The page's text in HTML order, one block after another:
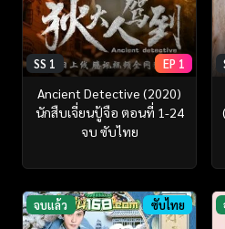
SS 1 EP 1
Ancient Detective (2020)
นักสืบเจี่ยนปู้จือ ตอนที่ 1-24
จบ ซับไทย
จบแล้ว ซับไทย